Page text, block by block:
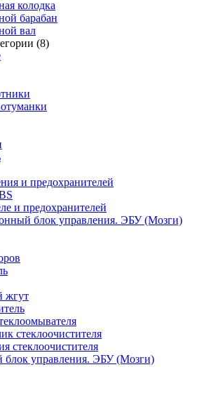
колодка
барабан
вал
(8)
и предохранителей
и предохранителей
блок управления. ЭБУ (Мозги)
жгут
стеклоочистителя
стеклоочистителя
блок управления. ЭБУ (Мозги)